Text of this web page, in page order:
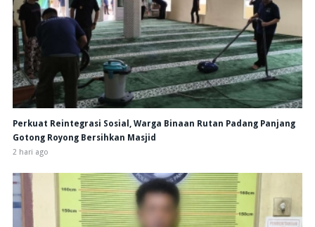
Perkuat Reintegrasi Sosial, Warga Binaan Rutan Padang Panjang
Gotong Royong Bersihkan Masjid
2 hari ago